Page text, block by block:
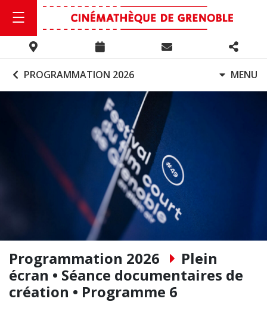
PROGRAMMATION 2026 MENU
Programmation 2026
Plein
écran • Séance documentaires de
création • Programme 6